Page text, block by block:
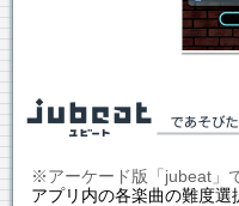
※アーケード版「jubeat」
アプリ内の各楽曲の難度選